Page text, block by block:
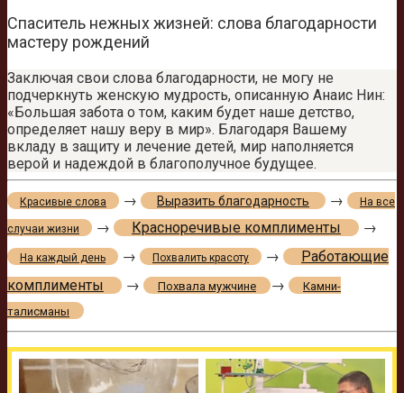
Спаситель нежных жизней: слова благодарности
мастеру рождений
Заключая свои слова благодарности, не могу не
подчеркнуть женскую мудрость, описанную Анаис Нин:
«Большая забота о том, каким будет наше детство,
определяет нашу веру в мир». Благодаря Вашему
вкладу в защиту и лечение детей, мир наполняется
верой и надеждой в благополучное будущее.
Красивые слова → Выразить благодарность → На все
случаи жизни → Красноречивые комплименты →
На каждый день → Похвалить красоту →
Работающие
комплименты
→ Похвала мужчине →
Камни-
талисманы